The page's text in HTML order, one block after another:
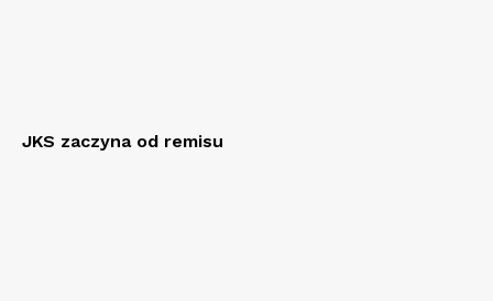
JKS zaczyna od remisu